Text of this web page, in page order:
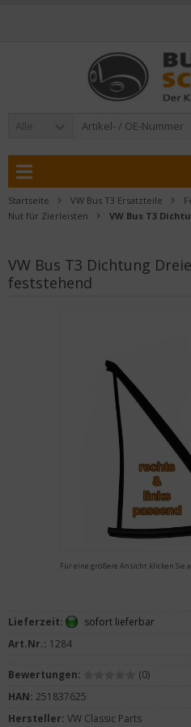
Alle
Startseite VW Bus T3 Ersatzteile
Nut für Zierleisten
VW Bus T3
VW Bus T3 Dichtung
feststehend
Für eine größere Ansicht klicken Sie
Lieferzeit:
sofort lieferbar
Art.Nr.: 1284
Bewertungen:
(0)
HAN: 251837625
Hersteller: VW Classic Parts